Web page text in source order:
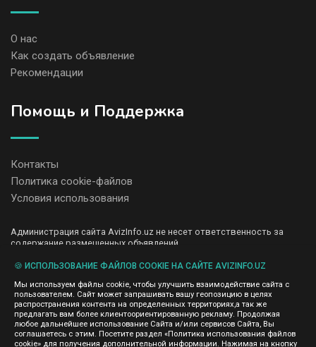
О нас
Как создать объявление
Рекомендации
Помощь и Поддержка
Контакты
Политика cookie-файлов
Условия использования
Администрация сайта AvizInfo.uz не несет ответственность за
содержание размещенных объявлений.
передаем и не продаем личную информацию зарегистрированных
правила конфиденциальности сайтов на которые ссылается
AvizInfo.uz. На некоторых страницах нашего сайта представлена
реклама Google Adsense Advertising Network. Чтобы узнать
подробней о правилах конфиденциальности Google нажмите тут
🍪 ИСПОЛЬЗОВАНИЕ ФАЙЛОВ COOKIE НА САЙТЕ AVIZINFO.UZ
Мы используем файлы cookie, чтобы улучшить взаимодействие сайта с
пользователем. Сайт может запрашивать вашу геопозицию в целях
распространения контента на определенных территориях,а так же
предлагать вам более клиентоориентированную рекламу. Продолжая
любое дальнейшее использование Сайта и/или сервисов Сайта, Вы
соглашаетесь с этим. Посетите раздел «Политика использования файлов
cookie» для получения дополнительной информации. Нажимая на кнопку